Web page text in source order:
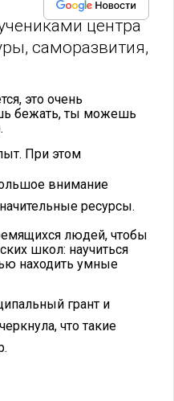
центра
саморазвития,
это очень
бежать, ты можешь
При этом
внимание
ресурсы.
людей, чтобы
школ: научиться
находить умные
грант и
что такие